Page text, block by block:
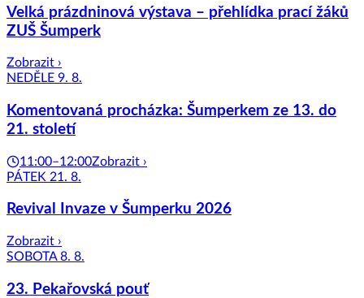
Velká prázdninová výstava – přehlídka prací žáků
ZUŠ Šumperk
Zobrazit ›
NEDĚLE 9. 8.
Komentovaná procházka: Šumperkem ze 13. do
21. století
11:00–12:00Zobrazit ›
PÁTEK 21. 8.
Revival Invaze v Šumperku 2026
Zobrazit ›
SOBOTA 8. 8.
23. Pekařovská pouť